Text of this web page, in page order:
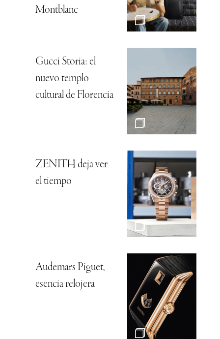
Montblanc
Gucci Storia: el
nuevo templo
cultural de Florencia
ZENITH deja ver
el tiempo
Audemars Piguet,
esencia relojera